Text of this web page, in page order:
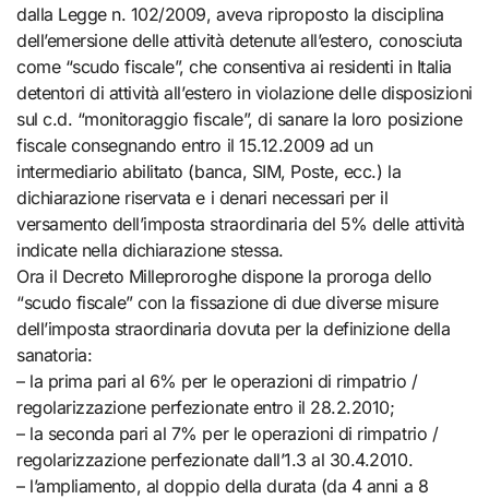
dalla Legge n. 102/2009, aveva riproposto la disciplina
dell’emersione delle attività detenute all’estero, conosciuta
come “scudo fiscale”, che consentiva ai residenti in Italia
detentori di attività all’estero in violazione delle disposizioni
sul c.d. “monitoraggio fiscale”, di sanare la loro posizione
fiscale consegnando entro il 15.12.2009 ad un
intermediario abilitato (banca, SIM, Poste, ecc.) la
dichiarazione riservata e i denari necessari per il
versamento dell’imposta straordinaria del 5% delle attività
indicate nella dichiarazione stessa.
Ora il Decreto Milleproroghe dispone la proroga dello
“scudo fiscale” con la fissazione di due diverse misure
dell’imposta straordinaria dovuta per la definizione della
sanatoria:
– la prima pari al 6% per le operazioni di rimpatrio /
regolarizzazione perfezionate entro il 28.2.2010;
– la seconda pari al 7% per le operazioni di rimpatrio /
regolarizzazione perfezionate dall’1.3 al 30.4.2010.
– l’ampliamento, al doppio della durata (da 4 anni a 8